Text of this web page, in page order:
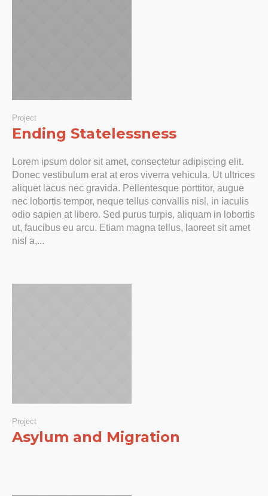
Project
Ending Statelessness
Lorem ipsum dolor sit amet, consectetur adipiscing elit.
Donec vestibulum erat at eros viverra vehicula. Ut ultrices
aliquet lacus nec gravida. Pellentesque porttitor, augue
nec lobortis tempor, neque tellus convallis nisl, in iaculis
odio sapien at libero. Sed purus turpis, aliquam in lobortis
ut, faucibus eu arcu. Etiam magna tellus, laoreet sit amet
nisl a,...
Project
Asylum and Migration